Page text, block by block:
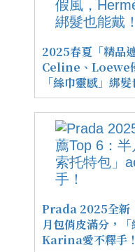
2025春夏「精品
Celine、Loewe
「絲巾靈感」綁髮
Prada 2025全新
月包俏皮滿分，
Karina愛不釋手！